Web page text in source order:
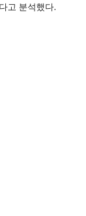
고 분석했다.